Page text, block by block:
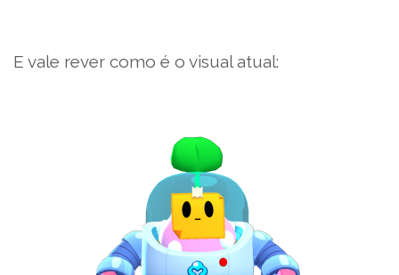
E vale rever como é o visual atual: